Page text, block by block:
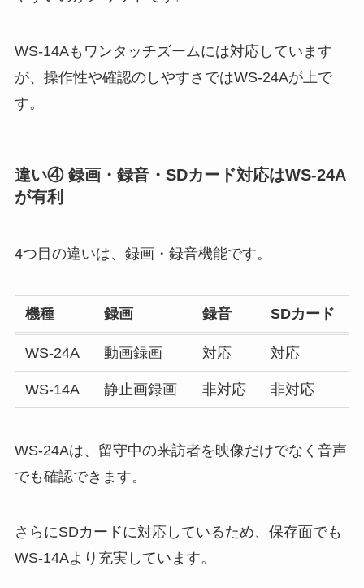
WS-14Aもワンタッチズームには対応しています
が、操作性や確認のしやすさではWS-24Aが上で
す。
違い④ 録画・録音・SDカード対応はWS-24A
が有利
4つ目の違いは、録画・録音機能です。
機種 録画 録音 SDカード
WS-24A 動画録画 対応 対応
WS-14A 静止画録画 非対応 非対応
WS-24Aは、留守中の来訪者を映像だけでなく音声
でも確認できます。
さらにSDカードに対応しているため、保存面でも
WS-14Aより充実しています。